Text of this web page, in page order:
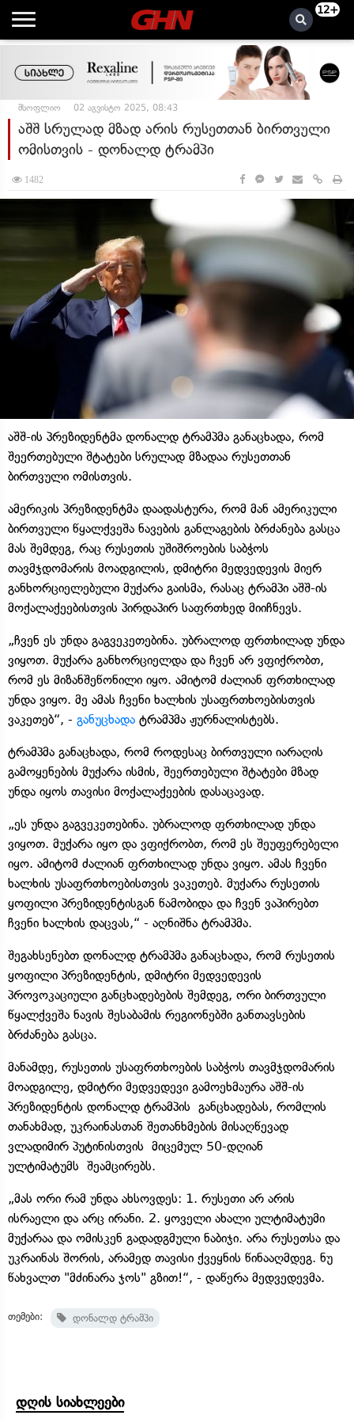
12+
მსოფლიო 02 აგვისტო 2025, 08:43
აშშ სრულად მზად არის რუსეთთან ბირთვული
ომისთვის - დონალდ ტრამპი
1482
აშშ-ის პრეზიდენტმა დონალდ ტრამპმა განაცხადა, რომ
შეერთებული შტატები სრულად მზადაა რუსეთთან
ბირთვული ომისთვის.
ამერიკის პრეზიდენტმა დაადასტურა, რომ მან ამერიკული
ბირთვული წყალქვეშა ნავების განლაგების ბრძანება გასცა
მას შემდეგ, რაც რუსეთის უშიშროების საბჭოს
თავმჯდომარის მოადგილის, დმიტრი მედვედევის მიერ
განხორციელებული მუქარა გაისმა, რასაც ტრამპი აშშ-ის
მოქალაქეებისთვის პირდაპირ საფრთხედ მიიჩნევს.
„ჩვენ ეს უნდა გაგვეკეთებინა. უბრალოდ ფრთხილად უნდა
ვიყოთ. მუქარა განხორციელდა და ჩვენ არ ვფიქრობთ,
რომ ეს მიზანშეწონილი იყო. ამიტომ ძალიან ფრთხილად
უნდა ვიყო. მე ამას ჩვენი ხალხის უსაფრთხოებისთვის
ვაკეთებ“, - განუცხადა ტრამპმა ჟურნალისტებს.
ტრამპმა განაცხადა, რომ როდესაც ბირთვული იარაღის
გამოყენების მუქარა ისმის, შეერთებული შტატები მზად
უნდა იყოს თავისი მოქალაქეების დასაცავად.
„ეს უნდა გაგვეკეთებინა. უბრალოდ ფრთხილად უნდა
ვიყოთ. მუქარა იყო და ვფიქრობთ, რომ ეს შეუფერებელი
იყო. ამიტომ ძალიან ფრთხილად უნდა ვიყო. ამას ჩვენი
ხალხის უსაფრთხოებისთვის ვაკეთებ. მუქარა რუსეთის
ყოფილი პრეზიდენტისგან წამობიდა და ჩვენ ვაპირებთ
ჩვენი ხალხის დაცვას,“ - აღნიშნა ტრამპმა.
შეგახსენებთ დონალდ ტრამპმა განაცხადა, რომ რუსეთის
ყოფილი პრეზიდენტის, დმიტრი მედვედევის
პროვოკაციული განცხადებების შემდეგ, ორი ბირთვული
წყალქვეშა ნავის შესაბამის რეგიონებში განთავსების
ბრძანება გასცა.
მანამდე, რუსეთის უსაფრთხოების საბჭოს თავმჯდომარის
მოადგილე, დმიტრი მედვედევი გამოეხმაურა აშშ-ის
პრეზიდენტის დონალდ ტრამპის განცხადებას, რომლის
თანახმად, უკრაინასთან შეთანხმების მისაღწევად
ვლადიმირ პუტინისთვის მიცემულ 50-დღიან
ულტიმატუმს შეამცირებს.
„მას ორი რამ უნდა ახსოვდეს: 1. რუსეთი არ არის
ისრაელი და არც ირანი. 2. ყოველი ახალი ულტიმატუმი
მუქარაა და ომისკენ გადადგმული ნაბიჯი. არა რუსეთსა და
უკრაინას შორის, არამედ თავისი ქვეყნის წინააღმდეგ. ნუ
წახვალთ "მძინარა ჯოს" გზით!“, - დაწერა მედვედევმა.
თემები: დონალდ ტრამპი
დღის სიახლეები